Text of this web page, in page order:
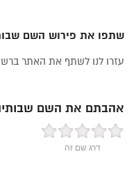
שתפו את פירוש השם
עזרו לנו לשתף את האתר
אהבתם את השם
דרג שם זה